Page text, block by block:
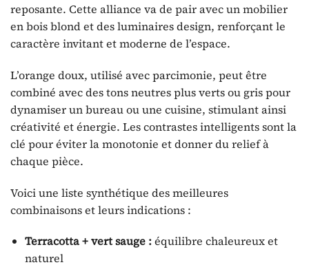
reposante. Cette alliance va de pair avec un mobilier
en bois blond et des luminaires design, renforçant le
caractère invitant et moderne de l’espace.
L’orange doux, utilisé avec parcimonie, peut être
combiné avec des tons neutres plus verts ou gris pour
dynamiser un bureau ou une cuisine, stimulant ainsi
créativité et énergie. Les contrastes intelligents sont la
clé pour éviter la monotonie et donner du relief à
chaque pièce.
Voici une liste synthétique des meilleures
combinaisons et leurs indications :
Terracotta + vert sauge :équilibre chaleureux et
naturel